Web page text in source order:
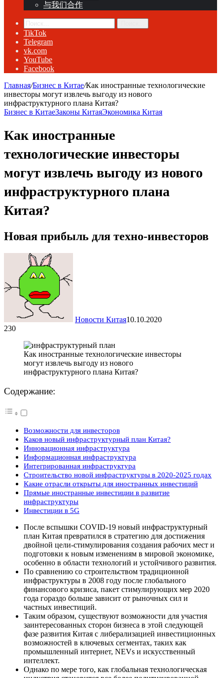
与我们合作
TikTok
Telegram
vk.com
YouTube
Facebook
Главная/Бизнес в Китае/Как иностранные технологические
инвесторы могут извлечь выгоду из нового
инфраструктурного плана Китая?
Бизнес в КитаеЗаконы КитаяЭкономика Китая
Как иностранные
технологические инвесторы
могут извлечь выгоду из нового
инфраструктурного плана
Китая?
Новая прибыль для техно-инвесторов
Новости Китая10.10.2020
230
Как иностранные технологические инвесторы
могут извлечь выгоду из нового
инфраструктурного плана Китая?
Содержание:
Возможности для инвесторов
Каков новый инфраструктурный план Китая?
Инновационная инфраструктура
Информационная инфраструктура
Интегрированная инфраструктура
Строительство новой инфраструктуры в 2020-2025 годах
Какие отрасли открыты для иностранных инвестиций
Прямые иностранные инвестиции в развитие
инфраструктуры
Инвестиции в 5G
После вспышки COVID-19 новый инфраструктурный
план Китая превратился в стратегию для достижения
двойной цели-стимулирования создания рабочих мест и
подготовки к новым изменениям в мировой экономике,
особенно в области технологий и устойчивого развития.
По сравнению со строительством традиционной
инфраструктуры в 2008 году после глобального
финансового кризиса, пакет стимулирующих мер 2020
года гораздо больше зависит от рыночных сил и
частных инвестиций.
Таким образом, существуют возможности для участия
заинтересованных сторон бизнеса в этой следующей
фазе развития Китая с либерализацией инвестиционных
возможностей в ключевых сегментах, таких как
промышленный интернет, NEVs и искусственный
интеллект.
Однако по мере того, как глобальная технологическая